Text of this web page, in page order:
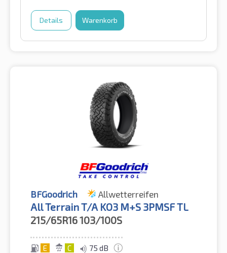
Details Warenkorb
BFGoodrich Allwetterreifen
All Terrain T/A KO3 M+S 3PMSF TL
215/65R16103/100S
E C 75 dB